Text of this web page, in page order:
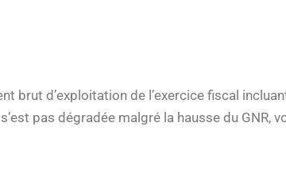
brut d’exploitation de l’exercice fiscal
pas dégradée malgré la hausse du GNR,